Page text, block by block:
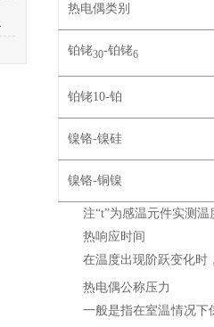
热电偶类别
铂铑30-铂铑6
铂铑10-铂
镍铬-镍硅
镍铬-铜镍
注“t”为感温元件实测温
热响应时间
在温度出现阶跃变化时
热电偶公称压力
一般是指在室温情况下